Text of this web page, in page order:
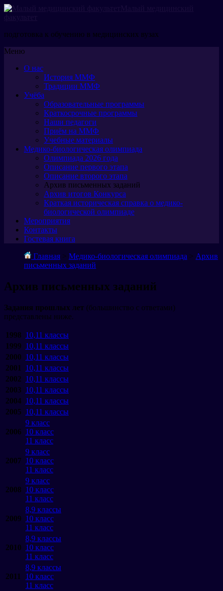
подготовка к обучению в медицинских вузах
Меню
О нас
История ММФ
Традиции ММФ
Учёба
Образовательные программы
Краткосрочные программы
Наши педагоги
Приём на ММФ
Учебные материалы
Медико-биологическая олимпиада
Олимпиада 2026 года
Описание первого этапа
Описание второго этапа
Архив письменных заданий
Архив итогов Конкурса
Краткая историческая справка о медико-
биологической олимпиаде
Мероприятия
Контакты
Гостевая книга
Главная > Медико-биологическая олимпиада > Архив
письменных заданий
Архив письменных заданий
Задания прошлых лет (большинство с ответами)
представлены ниже.
1998 10,11 классы
1999 10,11 классы
2000 10,11 классы
2001
10,11 классы
2002 10,11 классы
2003 10,11 классы
2004 10,11 классы
2005 10,11 классы
2006
9 класс
10 класс
11 класс
2007
9 класс
10 класс
11 класс
2008
9 класс
10 класс
11 класс
2009
8,9 классы
10 класс
11 класс
2010
8,9 классы
10 класс
11 класс
2011
8,9 классы
10 класс
11 класс